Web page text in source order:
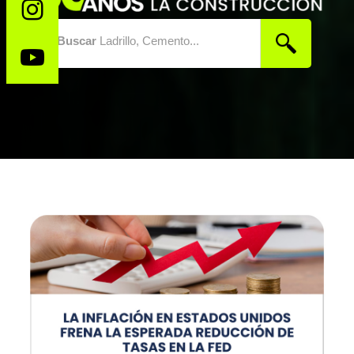
BuscarLadrillo, Cemento...